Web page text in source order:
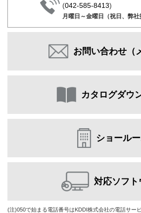
(042-585-8413)
月曜日～金曜日（祝日、弊社
お問い合わせ（
カタログダウ
ショール
対応ソフト
(注)050で始まる電話番号はKDDI株式会社の電話サー